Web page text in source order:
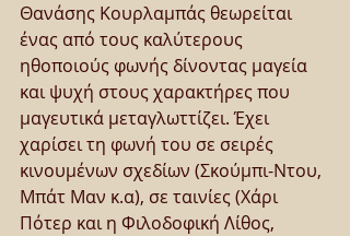
Θανάσης Κουρλαμπάς θεωρείται
ένας από τους καλύτερους
ηθοποιούς φωνής δίνοντας μαγεία
και ψυχή στους χαρακτήρες που
μαγευτικά μεταγλωττίζει. Έχει
χαρίσει τη φωνή του σε σειρές
κινουμένων σχεδίων (Σκούμπι-Ντου,
Μπάτ Μαν κ.α), σε ταινίες (Χάρι
Πότερ και η Φιλοδοφική Λίθος,